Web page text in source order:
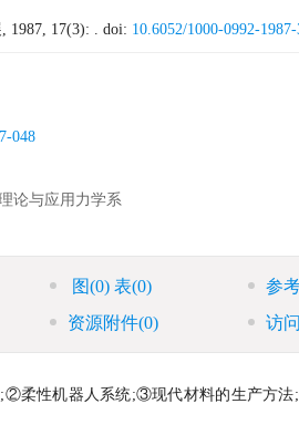
1987, 17(3): . doi: 10.6052/1000-0992-
048
论与应用力学系
图(0) 表(0) 参
资源附件(0) 访
柔性机器人系统;③现代材料的生产方